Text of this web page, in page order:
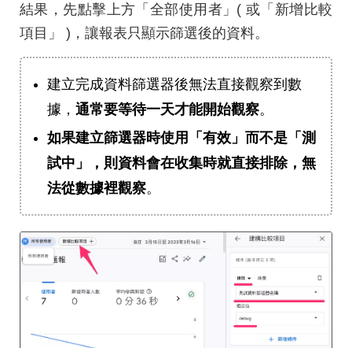
結果，先點擊上方「全部使用者」( 或「新增比較
項目」 )，讓報表只顯示篩選後的資料。
建立完成資料篩選器後無法直接觀察到數
據， 通常要等待一天才能開始觀察。
如果建立篩選器時使用「有效」而不是「測
試中」，則資料會在收集時就直接排除，無
法從數據裡觀察。